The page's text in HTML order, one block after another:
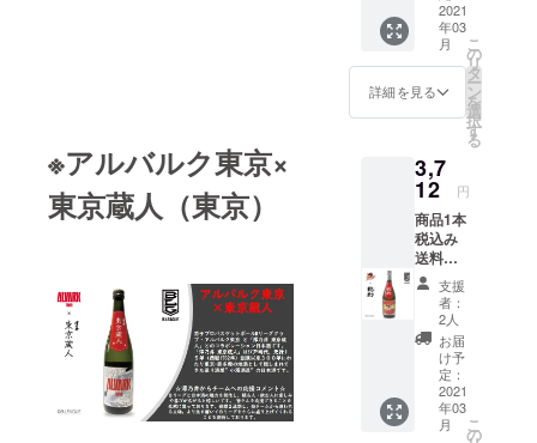
※アルバルク東京×
東京蔵人（東京）
精米歩
合：
55% 日
度：+１
酸度：
プ ： お
ススメ
の飲み
方：熱
燗・○ぬ
る燗・
◎常
温・○
冷・
ロック
を使命
として
いる”金
光酒造
の日本
法：冷
蔵 製品
サイ
ズ：77
×77×29
6 (mm)
1200
(g) 原材
料：米
（国
産）米
麹（国
産米）
アル
コール
し、下
野杜氏
と南部
杜氏の
両方の
杜氏が
酒造り
をす
る”外池
酒造
店”の
2019 全
国燗酒
コンテ
ストプ
レミア
ム燗酒
部門
金賞を
受賞し
ルBリー
グクラ
ブ・
シー
ホース
三河と
「東
のコラ
ボレー
ション
日本酒
で
す。”東
春酒
造”は創
業 江戸
末期・
元治２
年。自
家精米
した酒
造好適
2021
年03
月
詳細を見る
こ
の
リ
タ
ー
ン
を
選
択
す
る
3,7
12 円
商品1本
税込み
送料込
み+お礼
のメー
ル 男子
プロバ
スケッ
トボー
ルBリー
グクラ
ブ・群
支援
者：
2人
お届
け予
定：
2021
年03
月
こ
の